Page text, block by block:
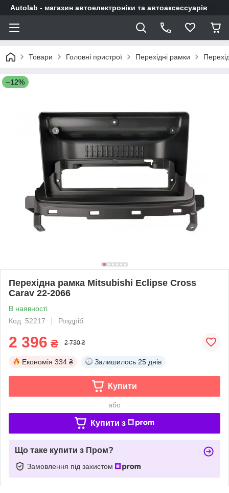
Autolab - магазин автоелектроніки та автоаксессуарів
Товари Головні пристрої Перехідні рамки
–12%
Перехідна рамка Mitsubishi Eclipse Cross
Carav 22-2066
В наявності
Код: 52217
Роздріб
2 396 ₴ 2 730 ₴
Економія 334 ₴ Залишилось 25 днів
Купити
або
Купити з
Що таке купити з Пром?
Замовлення під захистом